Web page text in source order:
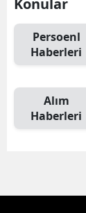
Konular
Persoenl
Haberleri
Alım
Haberleri